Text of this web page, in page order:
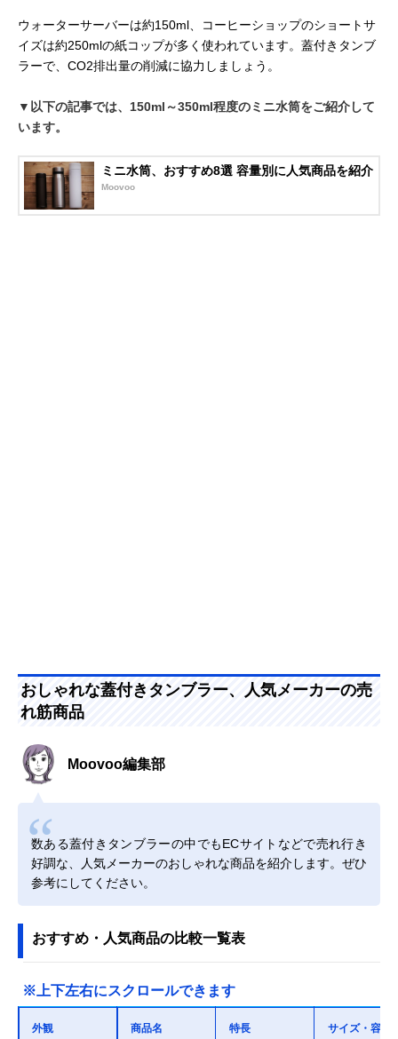
ウォーターサーバーは約150ml、コーヒーショップのショートサ
イズは約250mlの紙コップが多く使われています。蓋付きタンブ
ラーで、CO2排出量の削減に協力しましょう。
▼以下の記事では、150ml～350ml程度のミニ水筒をご紹介して
います。
ミニ水筒、おすすめ8選 容量別に人気商品を紹介
Moovoo
おしゃれな蓋付きタンブラー、人気メーカーの売
れ筋商品
Moovoo編集部
数ある蓋付きタンブラーの中でもECサイトなどで売れ行き
好調な、人気メーカーのおしゃれな商品を紹介します。ぜひ
参考にしてください。
おすすめ・人気商品の比較一覧表
※上下左右にスクロールできます
外観 商品名 特長 サイズ・容量